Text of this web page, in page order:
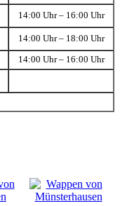
14:00 Uhr – 16:00 Uhr
14:00 Uhr – 18:00 Uhr
14:00 Uhr – 16:00 Uhr